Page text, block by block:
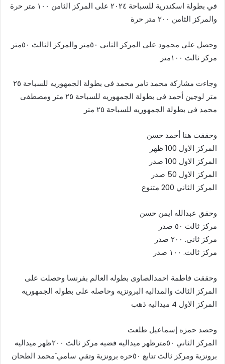
في بطولة اسكندرية للسباحة ٢٠٢٤ على المركز الثامن ١٠٠ متر حرة
والمركز الثامن ٢٠٠ متر حرة
وحصل علي محمود على المركز الثانى ٥٠متر والمركز الثالث ٥٠متر
مركز ثالث ١٠٠متر
وجاءت مشاركة محمد تامر محمد فى بطولة الجمهوريه للسباحة ٢٥
متر لوجين أحمد فى بطولة الجمهوريه للسباحة ٢٥ متر ومصطفى
محمد فى بطولة الجمهوريه للسباحة ٢٥ متر
وحققت هنا أحمد حسن
المركز الاول 100 ظهر
المركز الاول 100 صدر
المركز الاول 50 صدر
المركز الثاني 200 متنوع
وحقق عبدالله ايمن حسن
مركز ثالث ٥٠ صدر
مركز ثانى. ٢٠٠ صدر
مركز ثالث. ١٠٠ صدر
وحققت فاطمة احمدالصاوى بطوله العالم بفرنسا وحصلت على
المركز الثالث والمداليه البرونزيه وحاصله على بطوله الجمهوريه
المركز الاول 4 ميداليه ذهب
وحصد حمزه إسماعيل طلعت
المركز الثاني ٥٠مترظهر ميداليه فضيه مركز ثالث ٢٠٠ظهر ميداليه
برونزية ومركز ثالث تتابع ٥٠حره برونزية وتقي سامي َمحمد الطحان